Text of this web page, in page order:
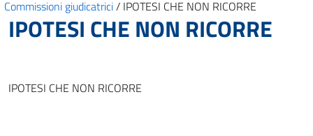
Commissioni giudicatrici/ IPOTESI CHE NON RICORRE
IPOTESI CHE NON RICORRE
IPOTESI CHE NON RICORRE